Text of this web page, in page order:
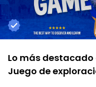
Lo más
Juego de